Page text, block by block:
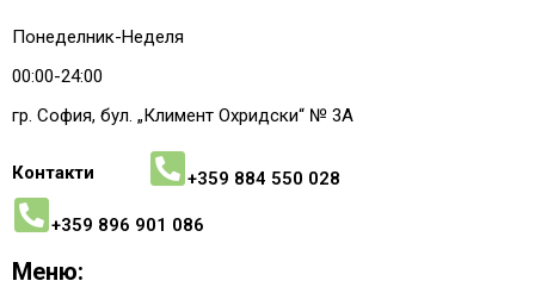
Понеделник-Неделя
00:00-24:00
гр. София, бул. „Климент Охридски“ № 3A
Контакти +359 884 550 028
+359 896 901 086
Меню: